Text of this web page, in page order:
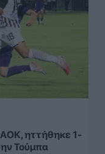
ηττήθηκε 1-
Τούμπα